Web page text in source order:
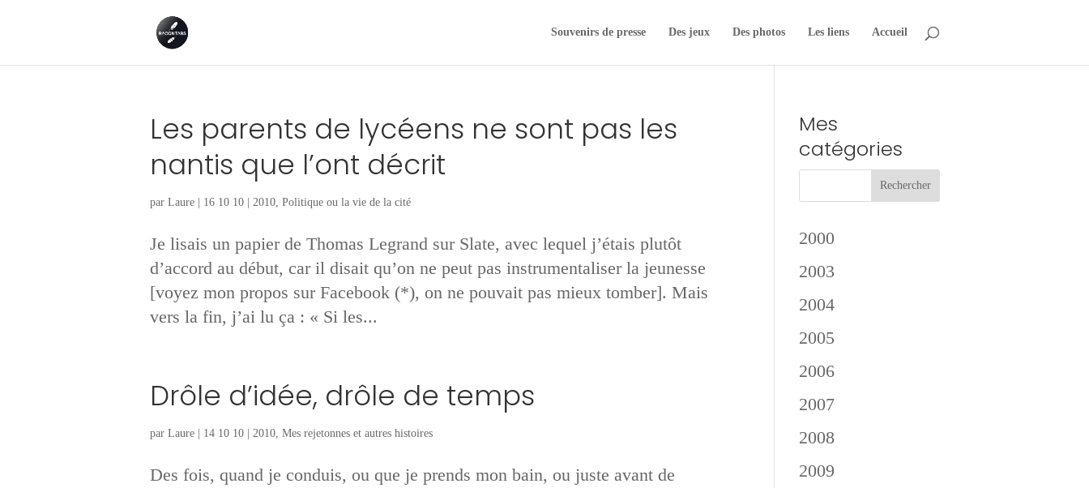
Souvenirs de presse Des jeux Des photos Les liens Accueil
Les parents de lycéens ne sont pas les
nantis que l’ont décrit
par Laure| 16 10 10| 2010, Politique ou la vie de la cité
Je lisais un papier de Thomas Legrand sur Slate, avec lequel j’étais plutôt
d’accord au début, car il disait qu’on ne peut pas instrumentaliser la jeunesse
[voyez mon propos sur Facebook (*), on ne pouvait pas mieux tomber]. Mais
vers la fin, j’ai lu ça : « Si les...
Drôle d’idée, drôle de temps
par Laure| 14 10 10| 2010, Mes rejetonnes et autres histoires
Des fois, quand je conduis, ou que je prends mon bain, ou juste avant de
Mes
catégories
2000
2003
2004
2005
2006
2007
2008
2009